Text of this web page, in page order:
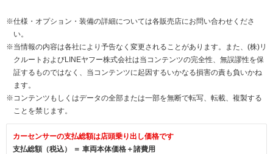
※仕様・オプション・装備の詳細については各販売店にお問い合わせくださ
い。
※当情報の内容は各社により予告なく変更されることがあります。また、(株)リ
クルートおよびLINEヤフー株式会社は当コンテンツの完全性、無誤謬性を保
証するものではなく、当コンテンツに起因するいかなる損害の責も負いかね
ます。
※コンテンツもしくはデータの全部または一部を無断で転写、転載、複製する
ことを禁じます。
カーセンサーの支払総額は店頭乗り出し価格です
支払総額（税込） ＝ 車両本体価格＋諸費用